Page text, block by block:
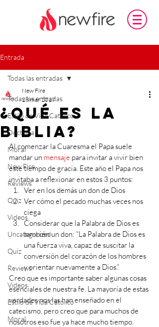
Entrada
Todas las entradas
Estilo de Vida Católico
Doctrina
Moral
New Fire
Reviews
Quiz
Videos
Uncategorized
Quiz
Reviews
Videos
Estilo de Vida Católico
Moral
Todas las entradas
¿Qué es la
Biblia?
New Fire
28 mar 2017
Al comenzar la Cuaresma el Papa suele
mandar un mensaje para invitar a vivir bien
este tiempo de gracia. Este año el Papa nos
invitaba a reflexionar en estos 3 puntos:
Ver en los demás un don de Dios
Ver cómo el pecado muchas veces nos
ciega
Considerar que la Palabra de Dios es
también un don: “La Palabra de Dios es
una fuerza viva, capaz de suscitar la
conversión del corazón de los hombres
y orientar nuevamente a Dios.”.
Creo que es importante saber algunas cosas
esenciales de nuestra fe. La mayoría de estas
verdades nos las han enseñado en el
catecismo, pero creo que para muchos de
nosotros eso fue ya hace mucho tiempo.